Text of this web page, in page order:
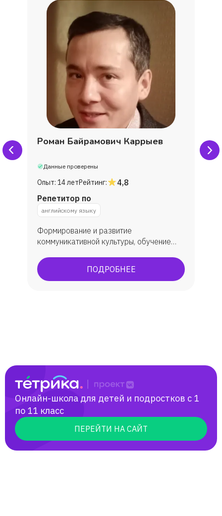
Роман Байрамович Каррыев
Данные проверены
Опыт: 14 летРейтинг:
4,8
Репетитор по
английскому языку
Формирование и развитие
коммуникативной культуры, обучение
языком, углубленное изучение. В
результате обучения у учеников
ПОДРОБНЕЕ
Онлайн-школа для детей и подростков с 1
по 11 класс
ПЕРЕЙТИ НА САЙТ